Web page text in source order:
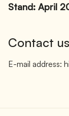
Stand: April
Contact us
E-mail address: